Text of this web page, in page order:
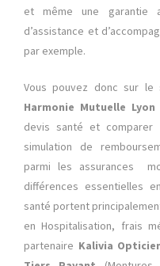
et même une garantie
d’assistance et
par exemple.
Vous pouvez donc sur le
Harmonie Mutuelle
devis santé et comparer
simulation de
parmi les assurances
différences essentielles
santé portent
en Hospitalisation, frais
partenaire Kalivia